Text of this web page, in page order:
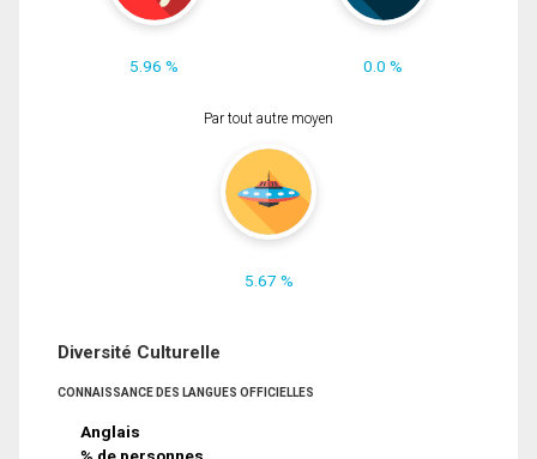
5.96 % 0.0 %
Par tout autre moyen
5.67 %
Diversité Culturelle
CONNAISSANCE DES LANGUES OFFICIELLES
Anglais
% de personnes